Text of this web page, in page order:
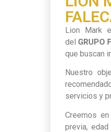
Lion Mark
del GRUPO
que buscan
Nuestro
servicios y
Creemos
previa,